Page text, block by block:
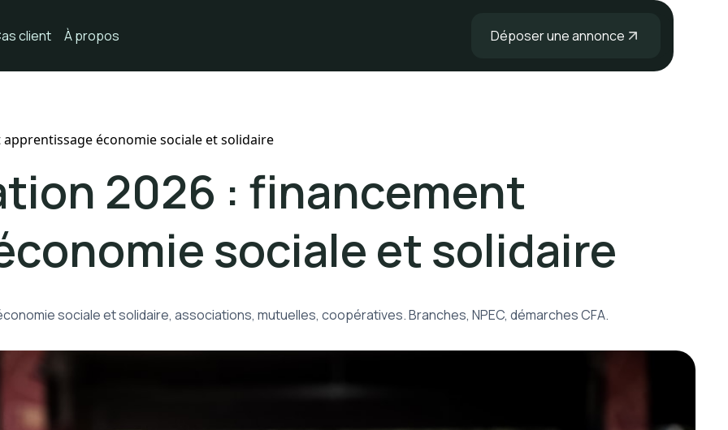
client À propos Déposer une annonce
économie sociale et solidaire
2026 : financement
sociale et solidaire
sociale et solidaire, associations, mutuelles, coopératives. Branches, NPEC, démarches CFA.